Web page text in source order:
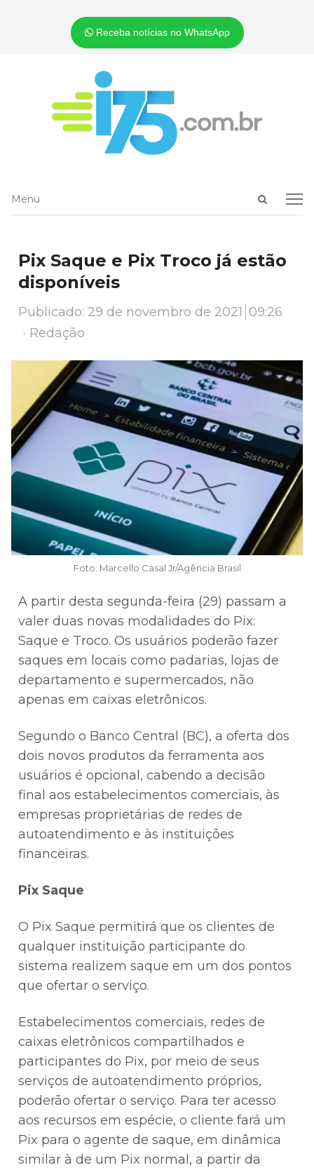
Receba notícias no WhatsApp
Open
Menu
Menu
Pix Saque e Pix Troco já estão
disponíveis
Publicado: 29 de novembro de 2021 09:26
Author
Redação
Foto: Marcello Casal Jr/Agência Brasil
A partir desta segunda-feira (29) passam a
valer duas novas modalidades do Pix:
Saque e Troco. Os usuários poderão fazer
saques em locais como padarias, lojas de
departamento e supermercados, não
apenas em caixas eletrônicos.
Segundo o Banco Central (BC), a oferta dos
dois novos produtos da ferramenta aos
usuários é opcional, cabendo a decisão
final aos estabelecimentos comerciais, às
empresas proprietárias de redes de
autoatendimento e às instituições
financeiras.
Pix Saque
O Pix Saque permitirá que os clientes de
qualquer instituição participante do
sistema realizem saque em um dos pontos
que ofertar o serviço.
Estabelecimentos comerciais, redes de
caixas eletrônicos compartilhados e
participantes do Pix, por meio de seus
serviços de autoatendimento próprios,
poderão ofertar o serviço. Para ter acesso
aos recursos em espécie, o cliente fará um
Pix para o agente de saque, em dinâmica
similar à de um Pix normal, a partir da